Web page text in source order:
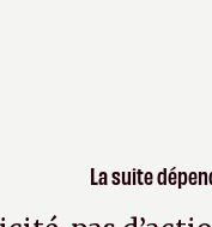
La suite